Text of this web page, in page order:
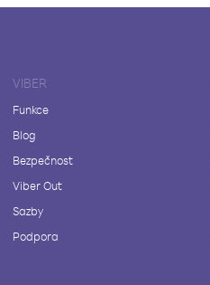
VIBER
Funkce
Blog
Bezpečnost
Viber Out
Sazby
Podpora